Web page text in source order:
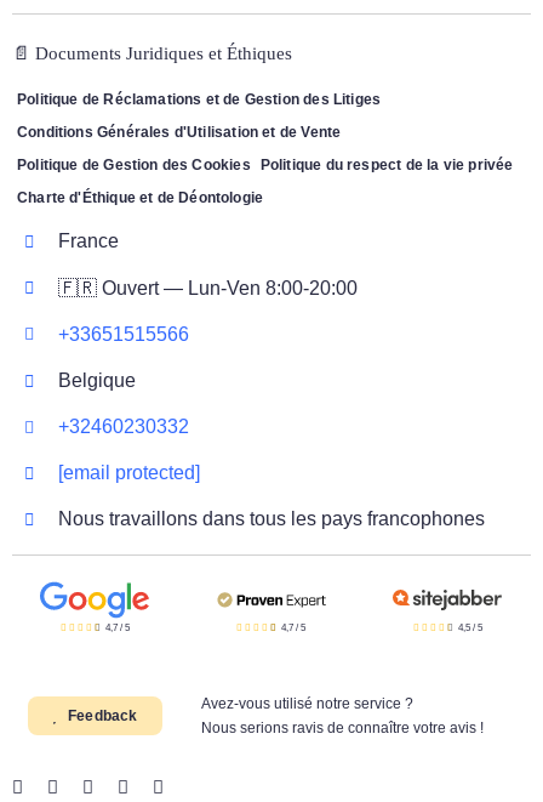
📄 Documents Juridiques et Éthiques
Politique de Réclamations et de Gestion des Litiges
Conditions Générales d'Utilisation et de Vente
Politique de Gestion des Cookies
Politique du respect de la vie privée
Charte d'Éthique et de Déontologie
France
🇫🇷 Ouvert — Lun-Ven 8:00-20:00
+33651515566
Belgique
+32460230332
[email protected]
Nous travaillons dans tous les pays francophones
4,7/ 5 4,7 /5 4,5/ 5
Feedback
Avez-vous utilisé notre service ?
Nous serions ravis de connaître votre avis !